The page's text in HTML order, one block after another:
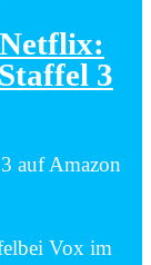
3
auf Amazon
Vox im